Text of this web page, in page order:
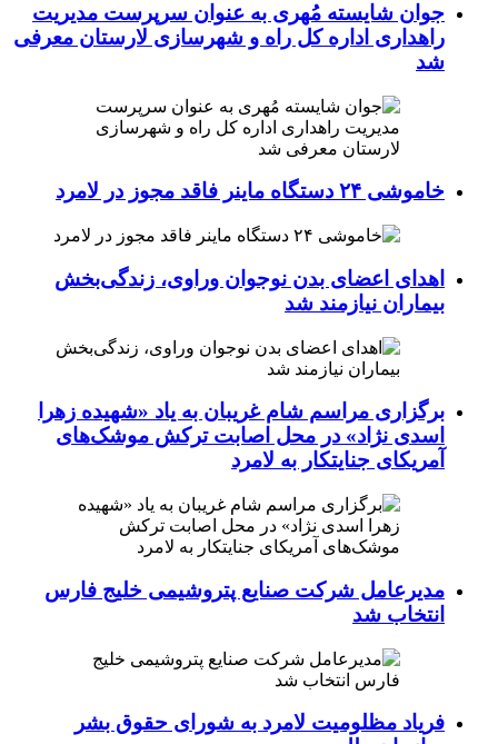
جوان شایسته مُهری به عنوان سرپرست مدیریت
راهداری اداره کل راه و شهرسازی لارستان معرفی
شد
خاموشی ۲۴ دستگاه ماینر فاقد مجوز در لامرد
اهدای اعضای بدن نوجوان وراوی، زندگی‌بخش
بیماران نیازمند شد
برگزاری مراسم شام غریبان به یاد «شهیده زهرا
اسدی نژاد» در محل اصابت ترکش موشک‌های
آمریکای جنایتکار به لامرد
مدیرعامل شرکت صنایع پتروشیمی خلیج فارس
انتخاب شد
فریاد مظلومیت لامرد به شورای حقوق بشر